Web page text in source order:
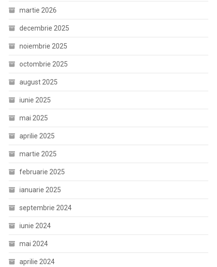
martie 2026
decembrie 2025
noiembrie 2025
octombrie 2025
august 2025
iunie 2025
mai 2025
aprilie 2025
martie 2025
februarie 2025
ianuarie 2025
septembrie 2024
iunie 2024
mai 2024
aprilie 2024